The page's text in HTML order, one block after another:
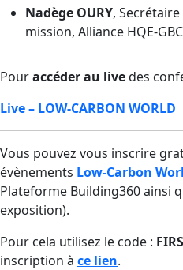
Nadège OURY,
mission, Alliance HQE-GBC
Pouraccéder au livedes
Live – LOW-CARBON WORLD
Vous pouvez vous inscrire
évènements Low-Carbon
Plateforme Building360 ainsi
exposition).
Pour cela utilisez le code :
inscription à ce lien.